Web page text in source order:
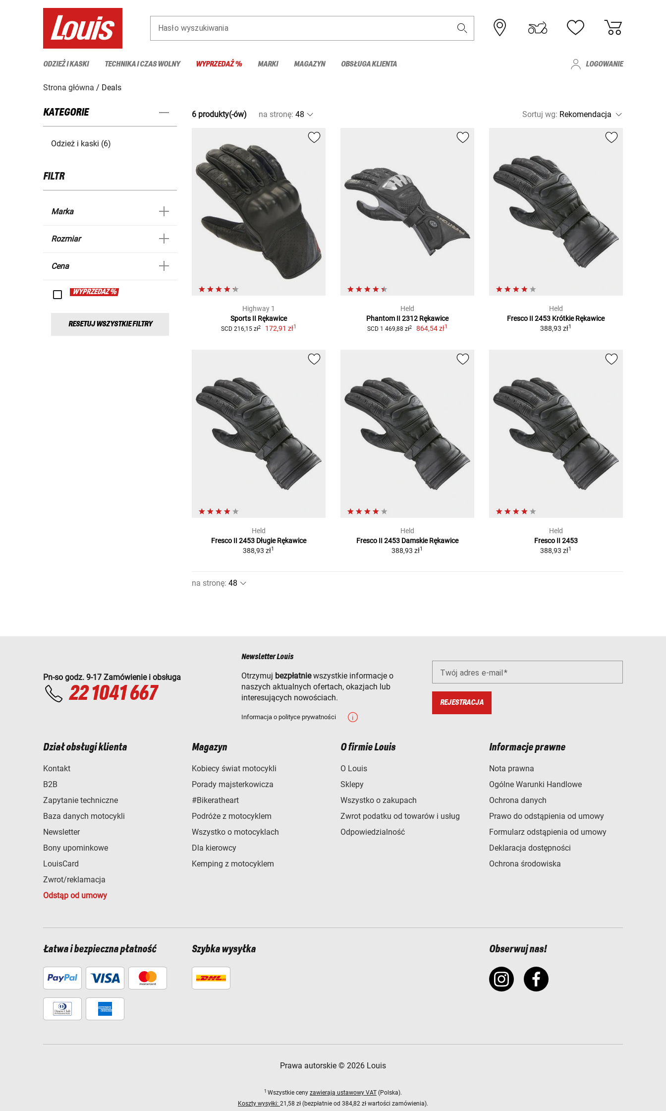
Hasło wyszukiwania
ODZIEŻ I KASKI TECHNIKA I CZAS WOLNY WYPRZEDAŻ % MARKI MAGAZYN OBSŁUGA KLIENTA LOGOWANIE
Strona główna Deals
KATEGORIE
Odzież i kaski (6)
FILTR
Marka
Rozmiar
Cena
WYPRZEDAŻ %
RESETUJ WSZYSTKIE FILTRY
6 produkty(-ów) na stronę: Sortuj wg:
Highway 1
Sports II Rękawice
SCD 216,15 zł2 172,91 zł1
Held
Phantom II 2312 Rękawice
SCD 1 469,88 zł2 864,54 zł1
Held
Fresco II 2453 Krótkie Rękawice
388,93 zł1
Held
Fresco II 2453 Długie Rękawice
388,93 zł1
Held
Fresco II 2453 Damskie Rękawice
388,93 zł1
Held
Fresco II 2453
388,93 zł1
na stronę:
Pn-so godz. 9-17 Zamówienie i obsługa
22 1041 667
Newsletter Louis
Otrzymuj bezpłatniewszystkie informacje o
naszych aktualnych ofertach, okazjach lub
interesujących nowościach.
Informacja o polityce prywatności
Twój adres e-mail
REJESTRACJA
Dział obsługi klienta
Kontakt
B2B
Zapytanie techniczne
Baza danych motocykli
Newsletter
Bony upominkowe
LouisCard
Zwrot/reklamacja
Odstąp od umowy
Magazyn
Kobiecy świat motocykli
Porady majsterkowicza
#Bikeratheart
Podróże z motocyklem
Wszystko o motocyklach
Dla kierowcy
Kemping z motocyklem
O firmie Louis
O Louis
Sklepy
Wszystko o zakupach
Zwrot podatku od towarów i usług
Odpowiedzialność
Informacje prawne
Nota prawna
Ogólne Warunki Handlowe
Ochrona danych
Prawo do odstąpienia od umowy
Formularz odstąpienia od umowy
Deklaracja dostępności
Ochrona środowiska
Łatwa i bezpieczna płatność Szybka wysyłka Obserwuj nas!
Prawa autorskie © 2026 Louis
1 Wszystkie ceny zawierają ustawowy VAT (Polska).
Koszty wysyłki: 21,58 zł (bezpłatnie od 384,82 zł wartości zamówienia).